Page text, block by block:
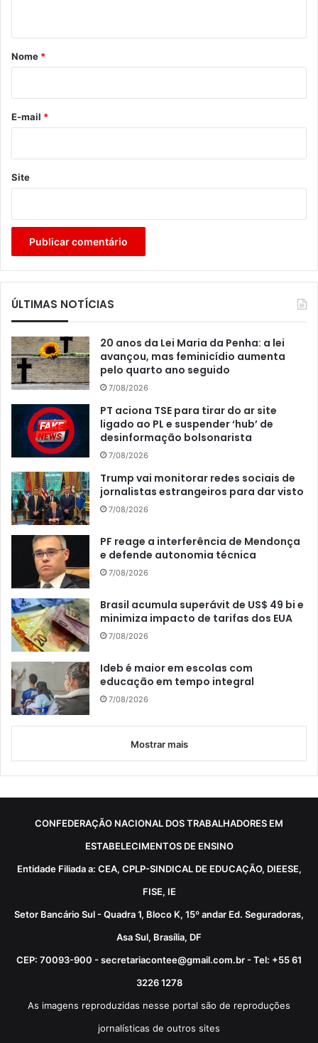
r
*
Nome *
E-mail *
Site
ÚLTIMAS NOTÍCIAS
20 anos da Lei Maria da Penha: a lei
avançou, mas feminicídio aumenta
pelo quarto ano seguido
7/08/2026
PT aciona TSE para tirar do ar site
ligado ao PL e suspender ‘hub’ de
desinformação bolsonarista
7/08/2026
Trump vai monitorar redes sociais de
jornalistas estrangeiros para dar visto
7/08/2026
PF reage a interferência de Mendonça
e defende autonomia técnica
7/08/2026
Brasil acumula superávit de US$ 49 bi e
minimiza impacto de tarifas dos EUA
7/08/2026
Ideb é maior em escolas com
educação em tempo integral
7/08/2026
Mostrar mais
CONFEDERAÇÃO NACIONAL DOS TRABALHADORES EM
ESTABELECIMENTOS DE ENSINO
Entidade Filiada a: CEA, CPLP-SINDICAL DE EDUCAÇÃO, DIEESE,
FISE, IE
Setor Bancário Sul - Quadra 1, Bloco K, 15º andar Ed. Seguradoras,
Asa Sul, Brasília, DF
CEP: 70093-900 - secretariacontee@gmail.com.br - Tel: +55 61
3226 1278
As imagens reproduzidas nesse portal são de reproduções
jornalísticas de outros sites